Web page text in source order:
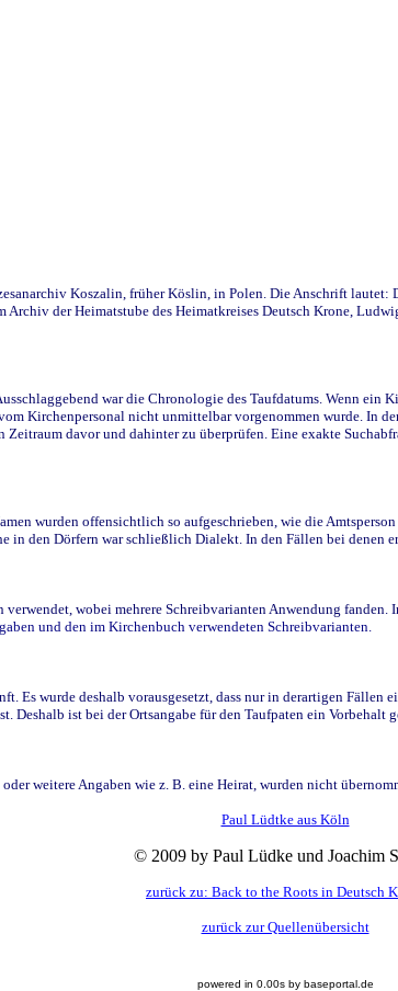
Koszalin, früher Köslin, in Polen. Die Anschrift
der Heimatstube des Heimatkreises Deutsch Krone,
war die Chronologie des Taufdatums. Wenn
Kirchenpersonal nicht unmittelbar vorgenommen wurde. In
davor und dahinter zu überprüfen. Eine exakte
wurden offensichtlich so aufgeschrieben, wie die
in den Dörfern war schließlich Dialekt. In den Fällen bei
wobei mehrere Schreibvarianten Anwendung
und den im Kirchenbuch verwendeten Schreibvarianten.
Es wurde deshalb vorausgesetzt, dass nur in derartigen
ist bei der Ortsangabe für den Taufpaten ein Vorbehalt
weitere Angaben wie z. B. eine Heirat, wurden nicht
Paul Lüdtke aus Köln
© 2009 by Paul Lüdke und Joachim
zurück zu: Back to the Roots in Deutsch
zurück zur Quellenübersicht
powered in 0.00s by baseportal.de